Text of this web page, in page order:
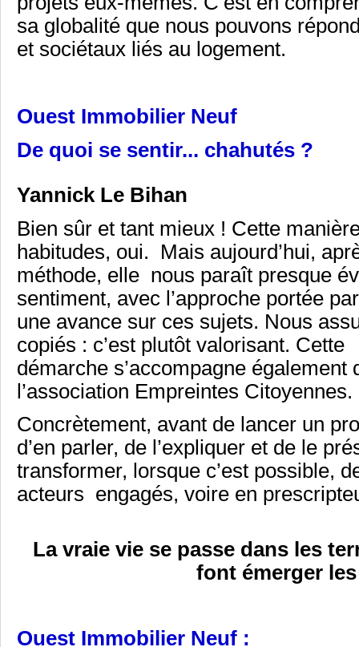
sa globalité que nous pouvons
et sociétaux liés au logement.
Ouest Immobilier Neuf
De quoi se sentir... chahutés ?
Yannick Le Bihan
Bien sûr et tant mieux ! Cette
habitudes, oui. Mais aujourd’hui,
méthode, elle nous paraît presque
sentiment, avec l’approche portée
une avance sur ces sujets. Nous
copiés : c’est plutôt valorisant. Cette
démarche s’accompagne également
l’association Empreintes
Concrètement, avant de lancer un
d’en parler, de l’expliquer et de le
transformer, lorsque c’est possible,
acteurs engagés, voire en
La vraie vie se passe dans les
font émerger
Ouest Immobilier Neuf :